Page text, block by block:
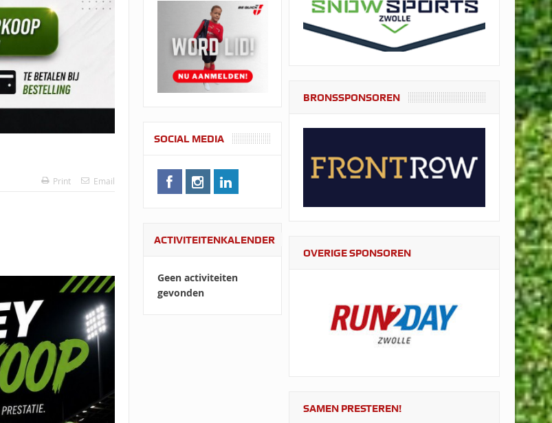
Print Email
SOCIAL MEDIA
ACTIVITEITENKALENDER
Geen activiteiten
gevonden
BRONSSPONSOREN
OVERIGE SPONSOREN
SAMEN PRESTEREN!